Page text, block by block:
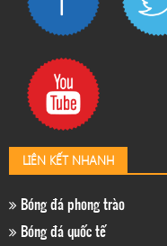
LIÊN KẾT NHANH
Bóng đá phong trào
Bóng đá quốc tế